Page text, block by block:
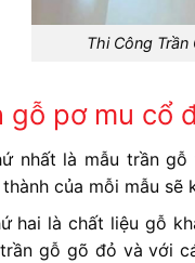
Thi Công
gỗ pơ mu cổ
nhất là mẫu trần
của mỗi mẫu sẽ
hai là chất liệu gỗ
gỗ gõ đỏ và với